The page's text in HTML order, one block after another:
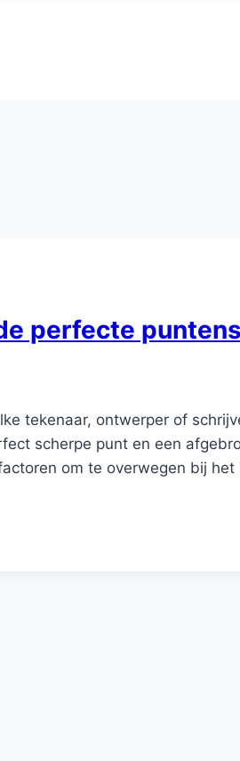
perfecte
tekenaar, ontwerper of
scherpe punt en een
om te overwegen bij